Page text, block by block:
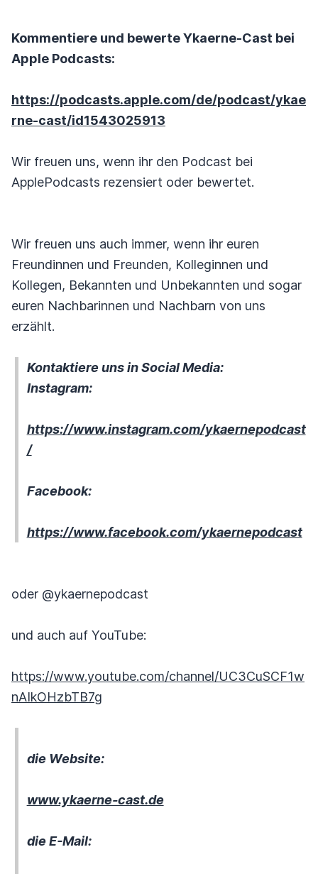
Kommentiere und bewerte Ykaerne-Cast bei
Apple Podcasts:
https://podcasts.apple.com/de/podcast/ykae
rne-cast/id1543025913
Wir freuen uns, wenn ihr den Podcast bei
ApplePodcasts rezensiert oder bewertet.
Wir freuen uns auch immer, wenn ihr euren
Freundinnen und Freunden, Kolleginnen und
Kollegen, Bekannten und Unbekannten und sogar
euren Nachbarinnen und Nachbarn von uns
erzählt.
Kontaktiere uns in Social Media:
Instagram:
https://www.instagram.com/ykaernepodcast
/
Facebook:
https://www.facebook.com/ykaernepodcast
oder @ykaernepodcast
und auch auf YouTube:
https://www.youtube.com/channel/UC3CuSCF1w
nAIkOHzbTB7g
die Website:
www.ykaerne-cast.de
die E-Mail: